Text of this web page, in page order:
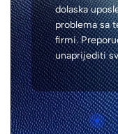
dolaska
problema sa
firmi.
unaprijediti